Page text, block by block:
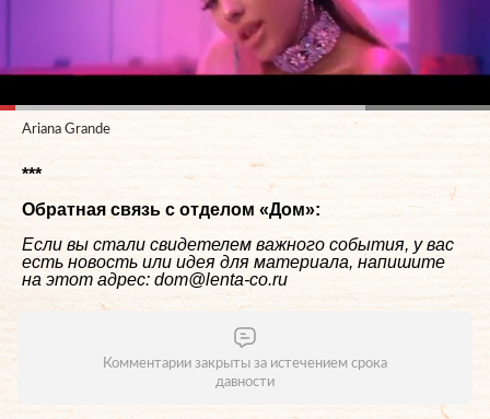
Ariana Grande
***
Обратная связь с отделом «Дом»:
Если вы стали свидетелем важного события, у вас
есть новость или идея для материала, напишите
на этот адрес: dom@lenta-co.ru
Комментарии закрыты за истечением срока
давности